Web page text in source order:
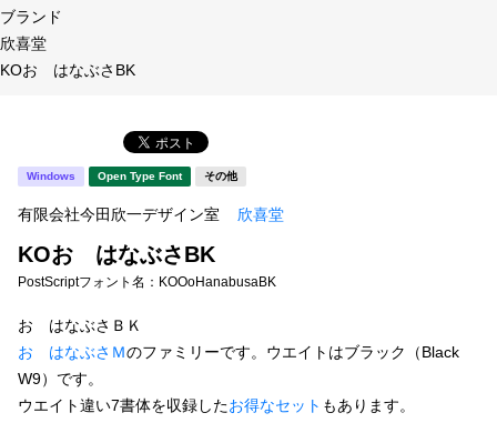
年間ライセンス商品
新着一覧
カート
マイページ
お気に入り
タイプフェイス
明朝体
宋朝体
教科書体
草書体 勘亭流
江戸文字 デザイン毛筆
ブランド
欣喜堂
KOおゝはなぶさBK
Windows Open Type Font その他
有限会社今田欣一デザイン室 欣喜堂
KOおゝはなぶさBK
PostScriptフォント名： KOOoHanabusaBK
おゝはなぶさＢＫ
おゝはなぶさＭのファミリーです。ウエイトはブラック（Black
W9）です。
ウエイト違い7書体を収録したお得なセット もあります。